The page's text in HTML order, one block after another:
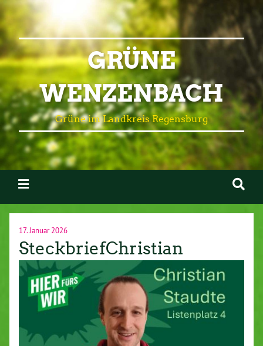
GRÜNE
WENZENBACH
Grüne im Landkreis Regensburg
17. Januar 2026
SteckbriefChristian